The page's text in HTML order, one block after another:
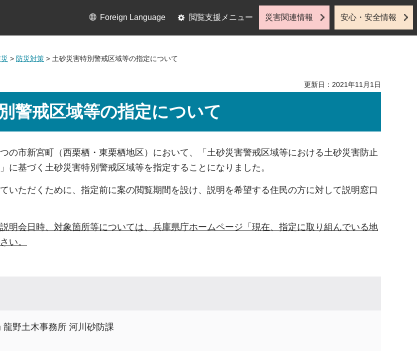
Foreign Language 閲覧支援メニュー 災害関連情報 安心・安全情報
> 防災対策 > 土砂災害特別警戒区域等の指定について
更新日：2021年11月1日
警戒区域等の指定について
の市新宮町（西栗栖・東栗栖地区）において、「土砂災害警戒区域等における土砂災害防止
に基づく土砂災害特別警戒区域等を指定することになりました。
いただくために、指定前に案の閲覧期間を設け、説明を希望する住民の方に対して説明窓口
明会日時、対象箇所等については、兵庫県庁ホームページ「現在、指定に取り組んでいる地
い。
野土木事務所 河川砂防課